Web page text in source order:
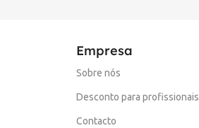
Empresa
Sobre nós
Desconto para profissionais
Contacto